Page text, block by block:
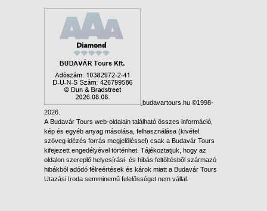
budavartours.hu ©1998-
2026.
A Budavár Tours web-oldalain található összes információ,
kép és egyéb anyag másolása, felhasználása (kivétel:
szöveg idézés forrás megjelöléssel) csak a Budavár Tours
kifejezett engedélyével történhet. Tájékoztatjuk, hogy az
oldalon szereplő helyesírási- és hibás feltöltésből származó
hibákból adódó félreértések és károk miatt a Budavár Tours
Utazási Iroda semminemű felelősséget nem vállal.